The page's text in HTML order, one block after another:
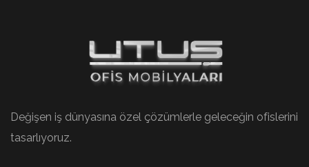
Değişen iş dünyasına özel çözümlerle geleceğin ofislerini
tasarlıyoruz.